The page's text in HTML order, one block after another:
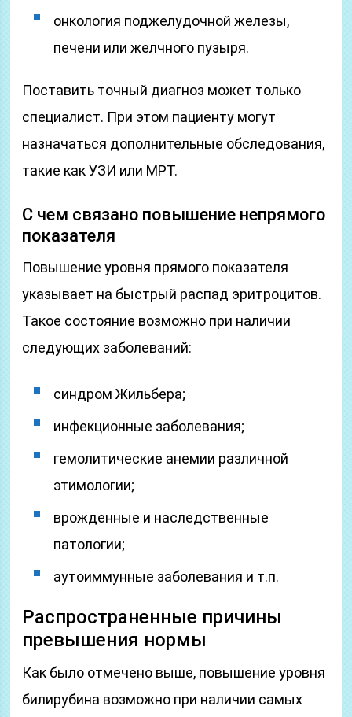
онкология поджелудочной железы,
печени или желчного пузыря.
Поставить точный диагноз может только
специалист. При этом пациенту могут
назначаться дополнительные обследования,
такие как УЗИ или МРТ.
С чем связано повышение непрямого
показателя
Повышение уровня прямого показателя
указывает на быстрый распад эритроцитов.
Такое состояние возможно при наличии
следующих заболеваний:
синдром Жильбера;
инфекционные заболевания;
гемолитические анемии различной
этимологии;
врожденные и наследственные
патологии;
аутоиммунные заболевания и т.п.
Распространенные причины
превышения нормы
Как было отмечено выше, повышение уровня
билирубина возможно при наличии самых